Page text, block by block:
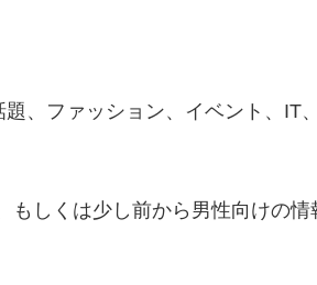
、ファッション、イベント、IT、
もしくは少し前から男性向けの情